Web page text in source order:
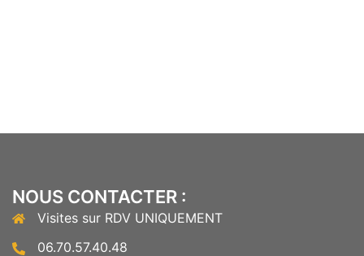
NOUS CONTACTER :
Visites sur RDV UNIQUEMENT
06.70.57.40.48